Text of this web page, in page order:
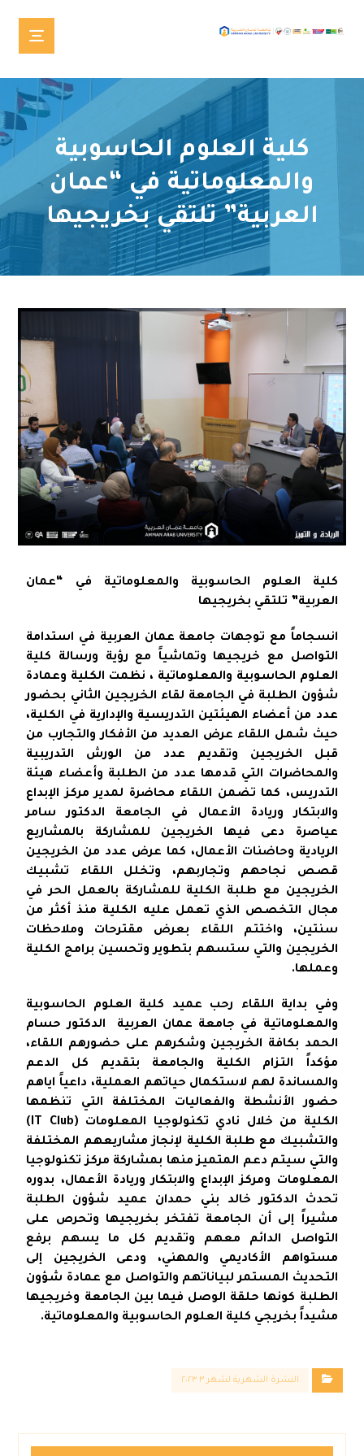
كلية العلوم الحاسوبية
والمعلوماتية في “عمان
العربية” تلتقي بخريجيها
كلية العلوم الحاسوبية والمعلوماتية في “عمان
العربية” تلتقي بخريجيها
انسجاماً مع توجهات جامعة عمان العربية في استدامة
التواصل مع خريجيها وتماشياً مع رؤية ورسالة كلية
العلوم الحاسوبية والمعلوماتية ، نظمت الكلية وعمادة
شؤون الطلبة في الجامعة لقاء الخريجين الثاني بحضور
عدد من أعضاء الهيئتين التدريسية والإدارية في الكلية،
حيث شمل اللقاء عرض العديد من الأفكار والتجارب من
قبل الخريجين وتقديم عدد من الورش التدريبية
والمحاضرات التي قدمها عدد من الطلبة وأعضاء هيئة
التدريس، كما تضمن اللقاء محاضرة لمدير مركز الإبداع
والابتكار وريادة الأعمال في الجامعة الدكتور سامر
عياصرة دعى فيها الخريجين للمشاركة بالمشاريع
الريادية وحاضنات الأعمال، كما عرض عدد من الخريجين
قصص نجاحهم وتجاربهم، وتخلل اللقاء تشبيك
الخريجين مع طلبة الكلية للمشاركة بالعمل الحر في
مجال التخصص الذي تعمل عليه الكلية منذ أكثر من
سنتين، واختتم اللقاء بعرض مقترحات وملاحظات
الخريجين والتي ستسهم بتطوير وتحسين برامج الكلية
وعملها.
وفي بداية اللقاء رحب عميد كلية العلوم الحاسوبية
والمعلوماتية في جامعة عمان العربية الدكتور حسام
الحمد بكافة الخريجين وشكرهم على حضورهم اللقاء،
مؤكداً التزام الكلية والجامعة بتقديم كل الدعم
والمساندة لهم لاستكمال حياتهم العملية، داعياً اياهم
حضور الأنشطة والفعاليات المختلفة التي تنظمها
الكلية من خلال نادي تكنولوجيا المعلومات (IT Club)
والتشبيك مع طلبة الكلية لإنجاز مشاريعهم المختلفة
والتي سيتم دعم المتميز منها بمشاركة مركز تكنولوجيا
المعلومات ومركز الإبداع والابتكار وريادة الأعمال، بدوره
تحدث الدكتور خالد بني حمدان عميد شؤون الطلبة
مشيراً إلى أن الجامعة تفتخر بخريجيها وتحرص على
التواصل الدائم معهم وتقديم كل ما يسهم برفع
مستواهم الأكاديمي والمهني، ودعى الخريجين إلى
التحديث المستمر لبياناتهم والتواصل مع عمادة شؤون
الطلبة كونها حلقة الوصل فيما بين الجامعة وخريجيها
مشيداً بخريجي كلية العلوم الحاسوبية والمعلوماتية.
النشرة الشهرية لشهر ٣ ٢٠٢٣